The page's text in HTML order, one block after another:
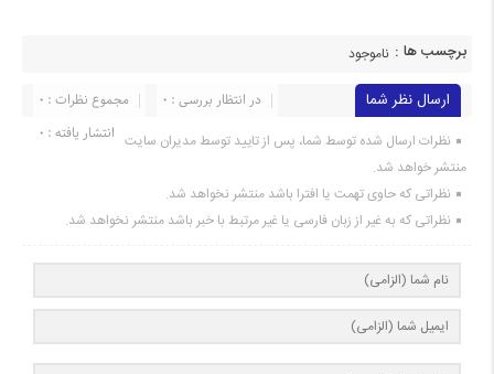
برچسب ها : ناموجود
ارسال نظر شما مجموع نظرات : 0
در انتظار بررسی : 0
انتشار یافته : 0 نظرات ارسال شده توسط شما، پس از تایید توسط مدیران سایت
منتشر خواهد شد.
نظراتی که حاوی تهمت یا افترا باشد منتشر نخواهد شد.
نظراتی که به غیر از زبان فارسی یا غیر مرتبط با خبر باشد منتشر نخواهد شد.